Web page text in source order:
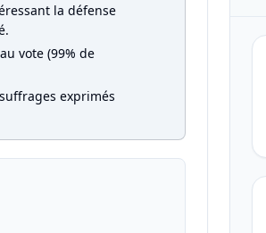
la défense
vote (99% de
exprimés